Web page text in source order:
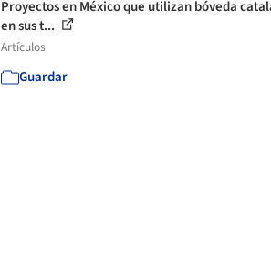
Proyectos en México que utilizan bóveda
en sus t...
Artículos
Guardar